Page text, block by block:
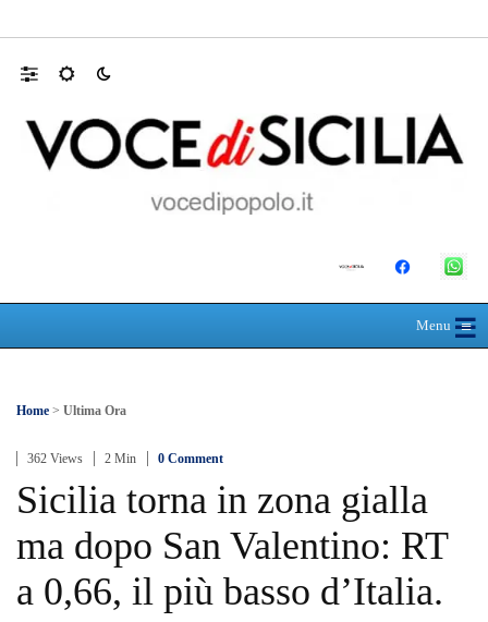
Menu≡
☰
Home > Ultima Ora
362 Views 2 Min 0 Comment
Sicilia torna in zona gialla
ma dopo San Valentino: RT
a 0,66, il più basso d’Italia.